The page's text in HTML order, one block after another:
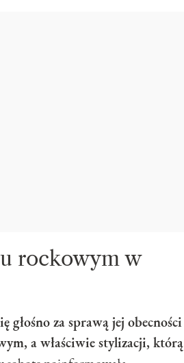
rockowym w
głośno za sprawą jej obecności
a właściwie stylizacji, którą